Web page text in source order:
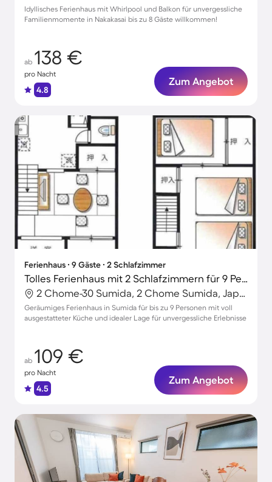
Idyllisches Ferienhaus mit Whirlpool und Balkon für unvergessliche
Familienmomente in Nakakasai bis zu 8 Gäste willkommen!
ab 138 €
pro Nacht
4.8
Zum Angebot
Ferienhaus ∙ 9 Gäste ∙ 2 Schlafzimmer
Tolles Ferienhaus mit 2 Schlafzimmern für 9 Personen
2 Chome-30 Sumida, 2 Chome Sumida, Japan
Geräumiges Ferienhaus in Sumida für bis zu 9 Personen mit voll
ausgestatteter Küche und idealer Lage für unvergessliche Erlebnisse
ab 109 €
pro Nacht
4.5
Zum Angebot